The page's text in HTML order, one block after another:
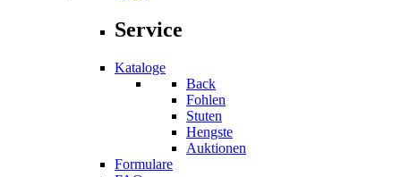
Service
Kataloge
Back
Fohlen
Stuten
Hengste
Auktionen
Formulare